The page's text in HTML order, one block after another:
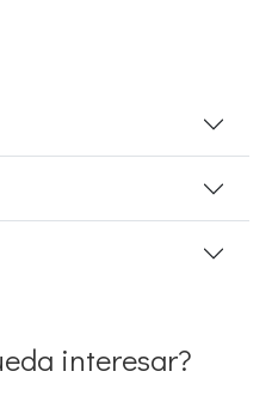
interesar?